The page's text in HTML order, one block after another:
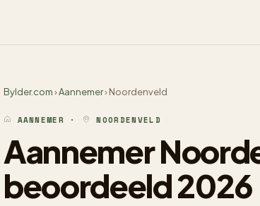
Bylder.com›Aannemer› Noordenveld
AANNEMER · NOORDENVELD
Aannemer
beoordeeld 2026